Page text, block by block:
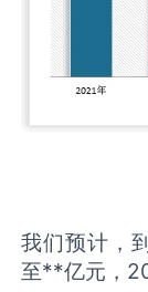
我们预计，
至**亿元，